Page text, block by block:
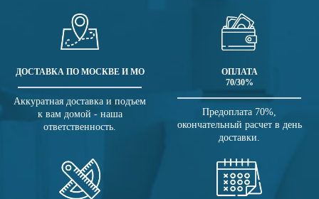
ДОСТАВКА ПО МОСКВЕ И МО
Аккуратная доставка и подъем
к вам домой - наша
ответственность.
ОПЛАТА
70/30%
Предоплата 70%,
окончательный расчет в день
доставки.